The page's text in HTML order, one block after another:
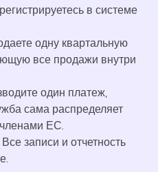
в системе
одну квартальную
все продажи внутри
один платеж,
сама распределяет
ЕС.
записи и отчетность